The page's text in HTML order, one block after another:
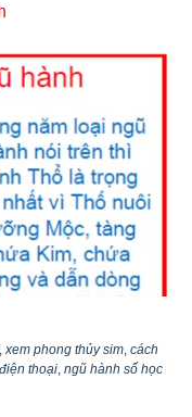
hành
,xem phong thủy sim, cách
thoại, ngũ hành số học